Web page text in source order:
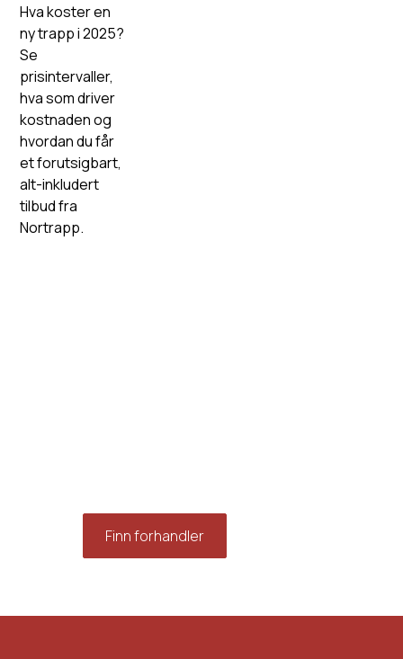
Hva koster en
ny trapp i 2025?
Se
prisintervaller,
hva som driver
kostnaden og
hvordan du får
et forutsigbart,
alt-inkludert
tilbud fra
Nortrapp.
Finn forhandler